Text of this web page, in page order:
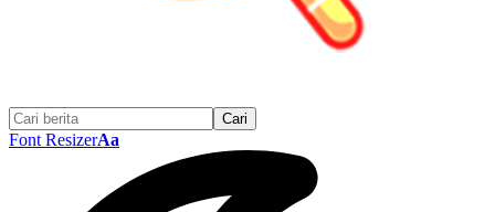
Font ResizerAa